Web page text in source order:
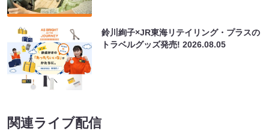
鈴川絢子×JR東海リテイリング・プラスの
トラベルグッズ発売!2026.08.05
関連ライブ配信